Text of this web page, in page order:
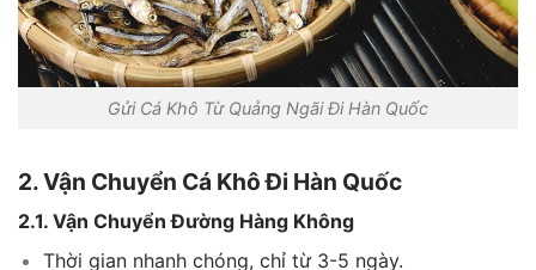
Gửi Cá Khô Từ Quảng Ngãi Đi Hàn Quốc
2. Vận Chuyển Cá Khô Đi Hàn Quốc
2.1. Vận Chuyển Đường Hàng Không
Thời gian nhanh chóng, chỉ từ 3-5 ngày.